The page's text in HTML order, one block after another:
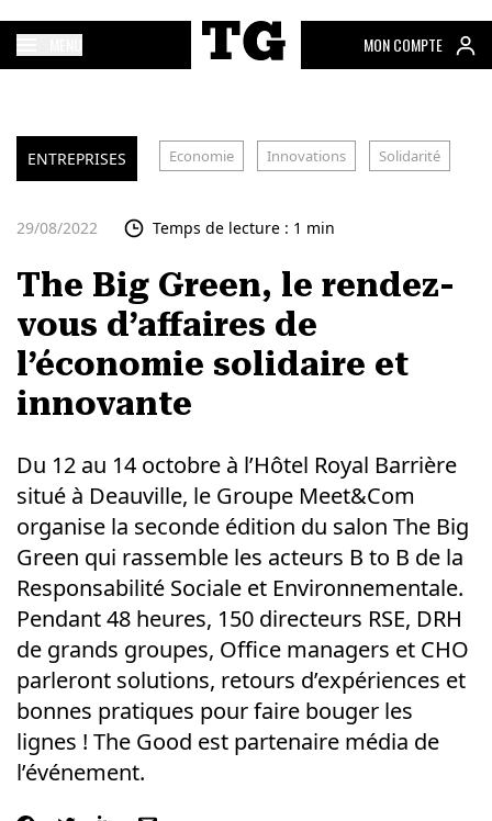
MON COMPTE
ENTREPRISES Economie Innovations Solidarité
29/08/2022 Temps de lecture : 1 min
The Big Green, le rendez-
vous d’affaires de
l’économie solidaire et
innovante
Du 12 au 14 octobre à l’Hôtel Royal Barrière
situé à Deauville, le Groupe Meet&Com
organise la seconde édition du salon The Big
Green qui rassemble les acteurs B to B de la
Responsabilité Sociale et Environnementale.
Pendant 48 heures, 150 directeurs RSE, DRH
de grands groupes, Office managers et CHO
parleront solutions, retours d’expériences et
bonnes pratiques pour faire bouger les
lignes ! The Good est partenaire média de
l’événement.